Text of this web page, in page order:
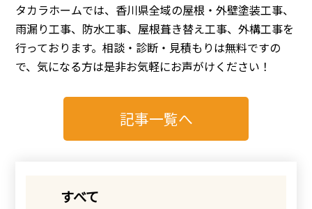
タカラホームでは、香川県全域の屋根・外壁塗装工事、
雨漏り工事、防水工事、屋根葺き替え工事、外構工事を
行っております。相談・診断・見積もりは無料ですの
で、気になる方は是非お気軽にお声がけください！
記事一覧へ
すべて